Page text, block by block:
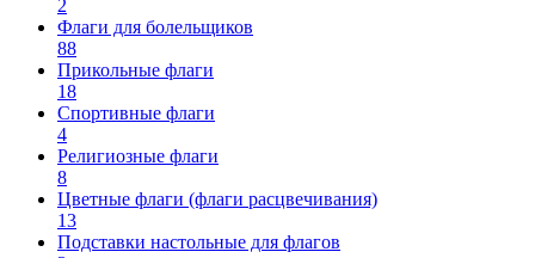
2
Флаги для болельщиков
88
Прикольные флаги
18
Спортивные флаги
4
Религиозные флаги
8
Цветные флаги (флаги расцвечивания)
13
Подставки настольные для флагов